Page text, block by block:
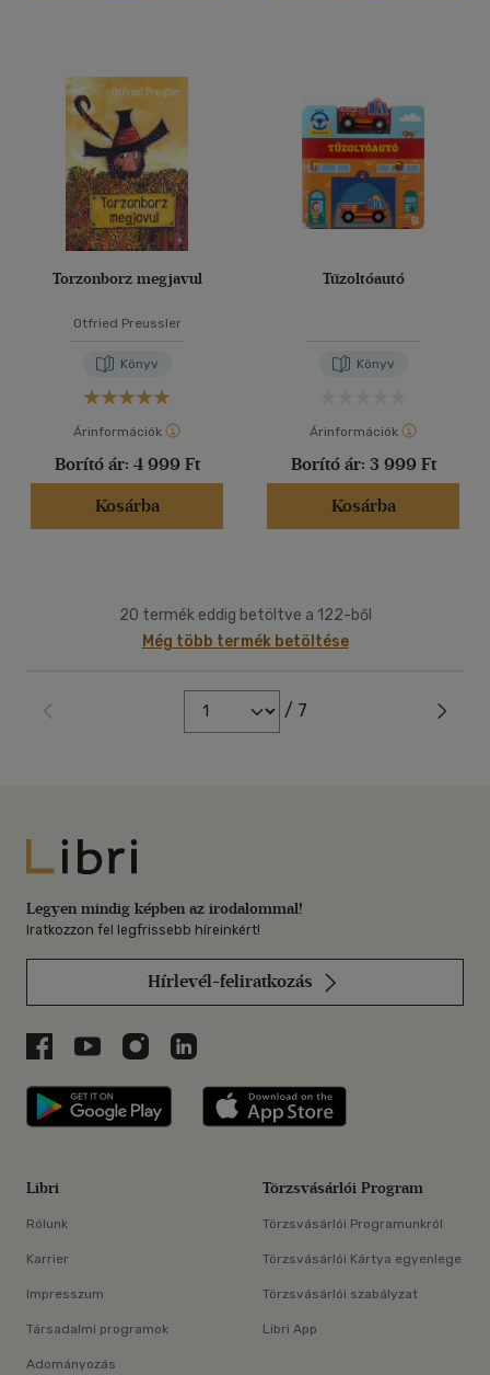
Torzonborz megjavul
Otfried Preussler
Könyv
Árinformációk
Borító ár: 4 999 Ft
Kosárba
Tűzoltóautó
Könyv
Árinformációk
Borító ár: 3 999 Ft
Kosárba
20 termék eddig betöltve a 122-ből
Még több termék betöltése
/ 7
Libri
Legyen mindig képben az irodalommal!
Iratkozzon fel legfrissebb híreinkért!
Hírlevél-feliratkozás
Libri a Facebookon
Libri a Youtube-on
Libri az Instagramon
Libri a LinkedInen
Libri applikáció Szerezd meg: Google
Libri
Rólunk
Karrier
Impresszum
Társadalmi programok
Adományozás
Törzsvásárlói Program
Törzsvásárlói Programunkról
Törzsvásárlói Kártya egyenlege
Törzsvásárlói szabályzat
Libri App